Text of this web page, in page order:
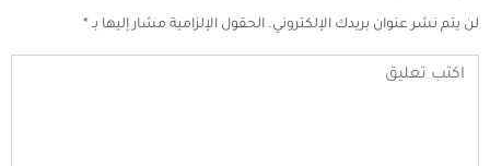
لن يتم نشر عنوان بريدك الإلكتروني. الحقول الإلزامية مشار إليها بـ *